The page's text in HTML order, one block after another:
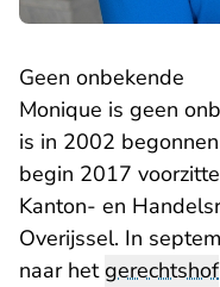
Geen onbekende
Monique is geen
is in 2002
begin 2017
Kanton- en
Overijssel. In
naar hetgerechtshof